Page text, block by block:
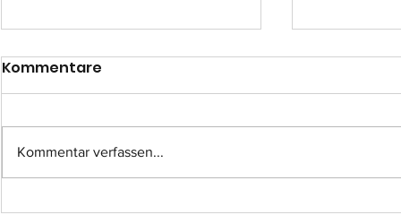
Einsatz-Nr.: 057
Kommentare
Kommentar verfassen...